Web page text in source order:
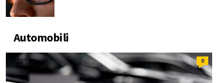
Automobili
0